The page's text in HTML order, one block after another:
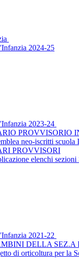
2024-25
2023-24
PROVVISORIO
neo-iscritti
PROVVISORI
elenchi
2021-22
DELLA SEZ.A
di orticoltura per la